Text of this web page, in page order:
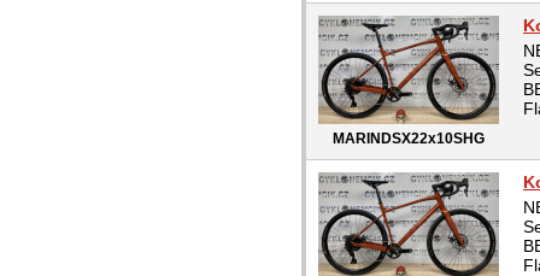
MARINDSX22x10SHG